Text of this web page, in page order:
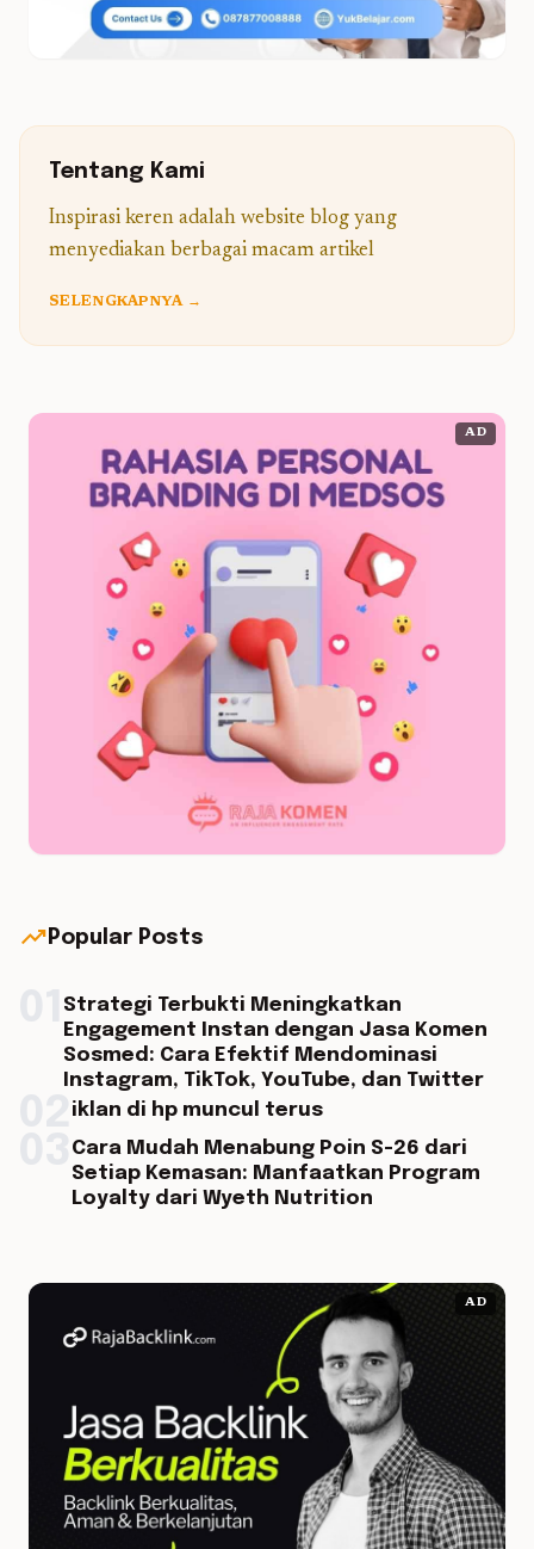
Tentang Kami
Inspirasi keren adalah website blog yang
menyediakan berbagai macam artikel
SELENGKAPNYA →
AD
trending_up Popular Posts
Strategi Terbukti Meningkatkan
Engagement Instan dengan Jasa Komen
Sosmed: Cara Efektif Mendominasi
Instagram, TikTok, YouTube, dan Twitter
iklan di hp muncul terus
Cara Mudah Menabung Poin S-26 dari
Setiap Kemasan: Manfaatkan Program
Loyalty dari Wyeth Nutrition
AD